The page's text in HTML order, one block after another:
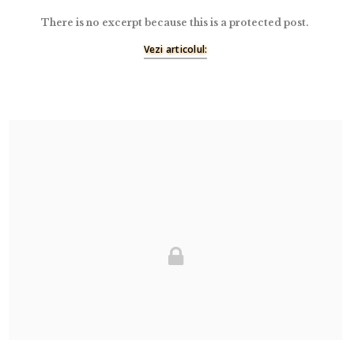
There is no excerpt because this is a protected post.
Vezi articolul: